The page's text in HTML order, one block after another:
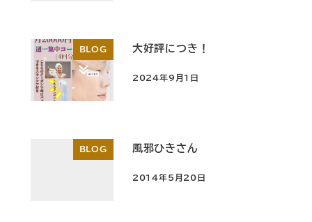
BLOG 大好評につき！
投稿日
2024年9月1日
BLOG 風邪ひきさん
投稿日
2014年5月20日